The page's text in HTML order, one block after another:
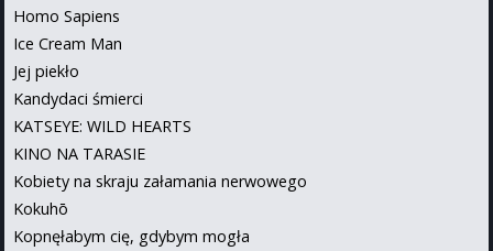
Homo Sapiens
Ice Cream Man
Jej piekło
Kandydaci śmierci
KATSEYE: WILD HEARTS
KINO NA TARASIE
Kobiety na skraju załamania nerwowego
Kokuhō
Kopnęłabym cię, gdybym mogła